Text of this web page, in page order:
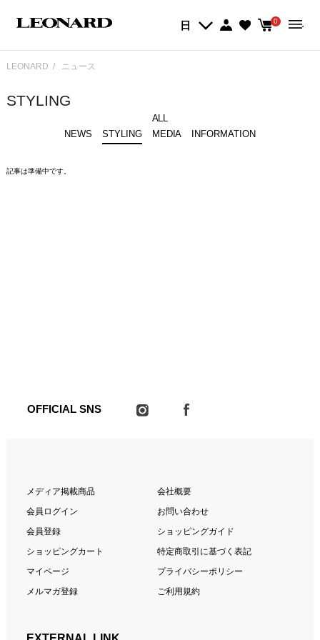
日 0
LEONARD ニュース
STYLING
ALL
NEWS
STYLING MEDIA INFORMATION
記事は準備中です。
OFFICIAL SNS
メディア掲載商品
会員ログイン
会員登録
ショッピングカート
マイページ
メルマガ登録
会社概要
お問い合わせ
ショッピングガイド
特定商取引に基づく表記
プライバシーポリシー
ご利用規約